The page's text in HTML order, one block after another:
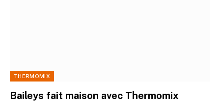
THERMOMIX
Baileys fait maison avec Thermomix